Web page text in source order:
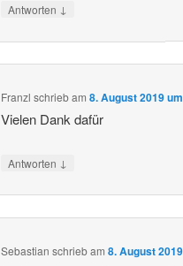
Antworten ↓
Franzl schriebam8. August 2019
Vielen Dank dafür
Antworten ↓
Sebastian schriebam8. August